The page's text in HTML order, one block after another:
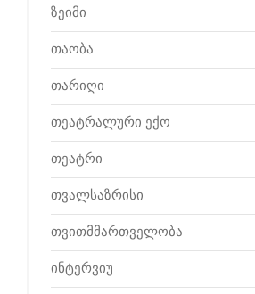
ზეიმი
თაობა
თარიღი
თეატრალური ექო
თეატრი
თვალსაზრისი
თვითმმართველობა
ინტერვიუ